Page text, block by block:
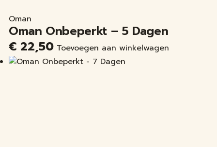
Oman
Oman Onbeperkt – 5 Dagen
€ 22,50 Toevoegen aan winkelwagen